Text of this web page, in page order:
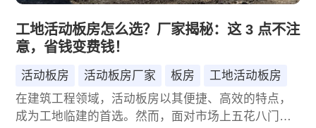
工地活动板房怎么选？厂家揭秘：这 3 点不注
意，省钱变费钱！
活动板房 活动板房厂家 板房
工地活动板房
在建筑工程领域，活动板房以其便捷、高效的特点，
成为工地临建的首选。然而，面对市场上五花八门的